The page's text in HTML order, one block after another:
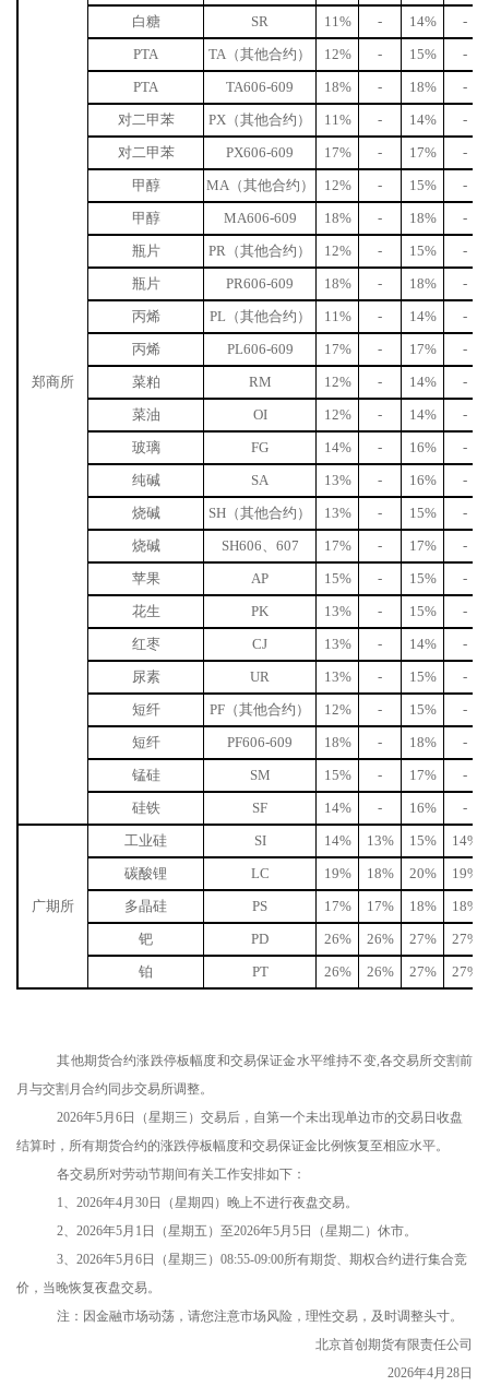
郑商所
白糖
SR 11% - 14%
-
PTA
TA（其他合约） 12% - 15%
-
PTA
TA606-609 18% - 18%
-
对二甲苯
PX（其他合约） 11% - 14%
-
对二甲苯
PX606-609 17% - 17%
-
甲醇
MA（其他合约） 12% - 15%
-
甲醇
MA606-609 18% - 18%
-
瓶片
PR（其他合约） 12% - 15%
-
瓶片
PR606-609 18% - 18%
-
丙烯
PL（其他合约） 11% - 14%
-
丙烯
PL606-609 17% - 17%
-
菜粕
RM 12% - 14%
-
菜油
OI 12% - 14%
-
玻璃
FG 14% - 16%
-
纯碱
SA 13% - 16%
-
烧碱
SH（其他合约） 13% - 15%
-
烧碱
SH606、607 17% - 17%
-
苹果
AP 15% - 15%
-
花生
PK 13% - 15%
-
红枣
CJ 13% - 14%
-
尿素
UR 13% - 15%
-
短纤
PF（其他合约） 12% - 15%
-
短纤
PF606-609 18% - 18%
-
锰硅
SM 15% - 17%
-
硅铁
SF 14% - 16% -
广期所
工业硅 SI 14% 13% 15%
14%
碳酸锂
LC 19% 18% 20%
19%
多晶硅
PS 17% 17% 18%
18%
钯
PD 26% 26% 27%
27%
铂
PT 26% 26% 27% 27%
其他期货合约涨跌停板幅度和交易保证金水平维持不变,各交易所交割前
月与交割月合约同步交易所调整。
2026年5月6日（星期三）交易后，自第一个未出现单边市的交易日收盘
结算时，所有期货合约的涨跌停板幅度和交易保证金比例恢复至相应水平。
各交易所对劳动节期间有关工作安排如下：
1、2026年4月30日（星期四）晚上不进行夜盘交易。
2、2026年5月1日（星期五）至2026年5月5日（星期二）休市。
3、2026年5月6日（星期三）08:55-09:00所有期货、期权合约进行集合竞
价，当晚恢复夜盘交易。
注：因金融市场动荡，请您注意市场风险，理性交易，及时调整头寸。
北京首创期货有限责任公司
2026年4月28日